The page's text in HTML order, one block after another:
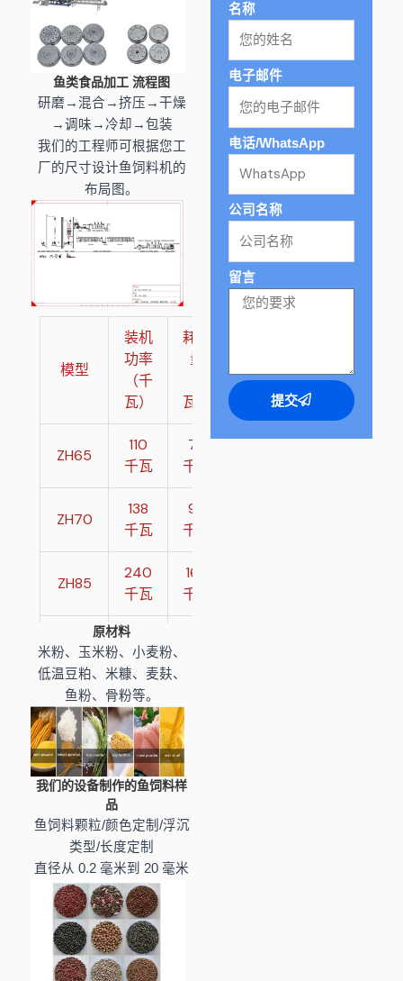
鱼类食品加工流程图
研磨→混合→挤压→干燥
→调味→冷却→包装
我们的工程师可根据您工
厂的尺寸设计鱼饲料机的
布局图。
模型
装机
功率
（千
瓦）
耗电
量
瓦）
斤/小
时）
（米）
ZH65
110
千瓦
70
千瓦
120-
ZH70
138
千瓦
95
千瓦
ZH85
240
千瓦
160
千瓦
ZH95
330
千瓦
ZH115
400
千瓦
千瓦
ZH135
500
千瓦
350
千瓦
原材料
米粉、玉米粉、小麦粉、
低温豆粕、米糠、麦麸、
鱼粉、骨粉等。
我们的设备制作的鱼饲料样
品
鱼饲料颗粒/颜色定制/浮沉
类型/长度定制
直径从 0.2 毫米到 20 毫米
名称
电子邮件
电话/WhatsApp
公司名称
留言
提交